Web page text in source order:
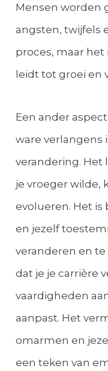
Mensen worden
angsten, twijfels
proces, maar
leidt tot groei en
Een ander
ware verlangens
verandering. Het
je vroeger wilde,
evolueren. Het is
en jezelf
veranderen en
dat je je carrière
vaardigheden
aanpast. Het
omarmen en
een teken van